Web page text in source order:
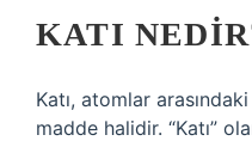
KATI
Katı, atomlar
madde halidir. “Katı”